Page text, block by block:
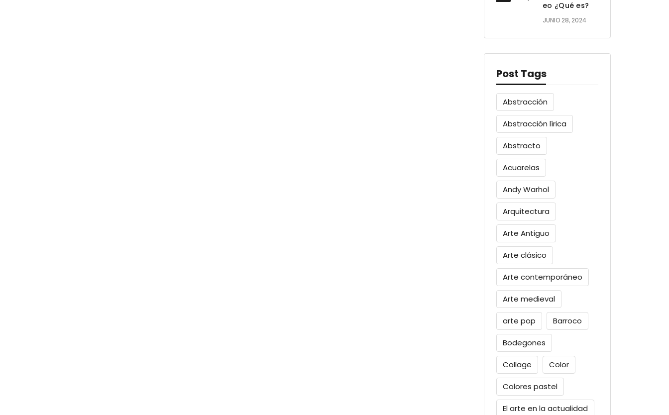
eo ¿Qué es?
JUNIO 28, 2024
Post Tags
Abstracción
Abstracción lírica
Abstracto
Acuarelas
Andy Warhol
Arquitectura
Arte Antiguo
Arte clásico
Arte contemporáneo
Arte medieval
arte pop Barroco
Bodegones
Collage Color
Colores pastel
El arte en la actualidad